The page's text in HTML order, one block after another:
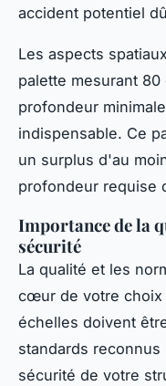
accident potentiel
Les aspects
palette mesurant
profondeur
indispensable. Ce
un surplus d'au
profondeur requise
Importance de la
sécurité
La qualité et les
cœur de votre choix
échelles doivent
standards
sécurité de votre